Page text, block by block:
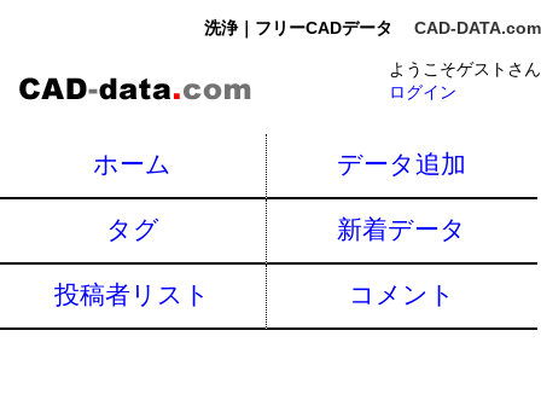
洗浄｜フリーCADデータ CAD-DATA.com
ようこそゲストさん
ログイン
ホーム データ追加
タグ 新着データ
投稿者リスト コメント